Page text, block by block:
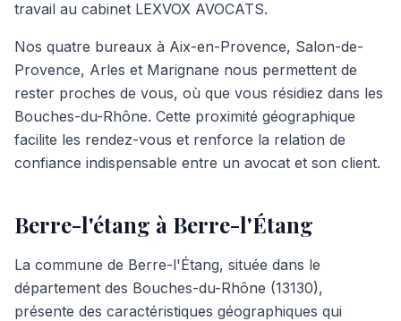
travail au cabinet LEXVOX AVOCATS.
Nos quatre bureaux à Aix-en-Provence, Salon-de-
Provence, Arles et Marignane nous permettent de
rester proches de vous, où que vous résidiez dans les
Bouches-du-Rhône. Cette proximité géographique
facilite les rendez-vous et renforce la relation de
confiance indispensable entre un avocat et son client.
Berre-l'étang à Berre-l'Étang
La commune de Berre-l'Étang, située dans le
département des Bouches-du-Rhône (13130),
présente des caractéristiques géographiques qui